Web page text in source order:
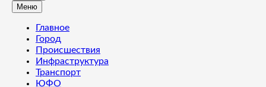
Меню
Главное
Город
Происшествия
Инфраструктура
Транспорт
ЮФО